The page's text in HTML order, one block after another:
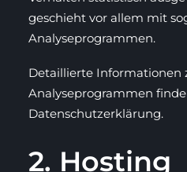
geschieht vor allem mit
Analyseprogrammen.
Detaillierte Informationen
Analyseprogrammen
Datenschutzerklärung.
2. Hosting